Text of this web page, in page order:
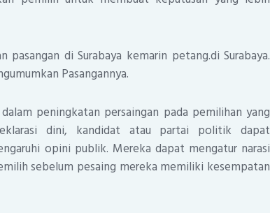
di Surabaya kemarin petang.di Surabaya.
Pasangannya.
peningkatan persaingan pada pemilihan yang
dini, kandidat atau partai politik dapat
opini publik. Mereka dapat mengatur narasi
sebelum pesaing mereka memiliki kesempatan